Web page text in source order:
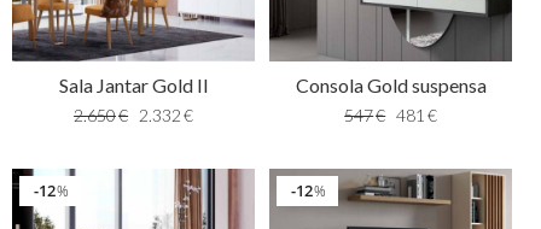
Sala Jantar Gold II
2.650€ 2.332€
Consola Gold suspensa
547€ 481 €
%
12 %
12